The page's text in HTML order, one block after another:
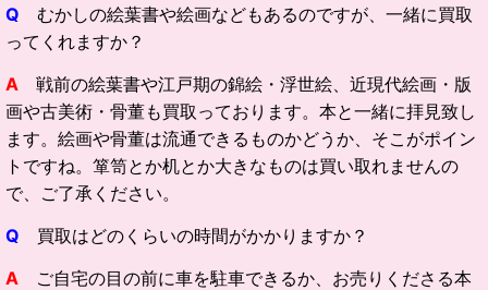
Q むかしの絵葉書や絵画などもあるのですが、一緒に買取
ってくれますか？
A
戦前の絵葉書や江戸期の錦絵・浮世絵、近現代絵画・版
画や古美術・骨董も買取っております。本と一緒に拝見致し
ます。絵画や骨董は流通できるものかどうか、そこがポイン
トですね。箪笥とか机とか大きなものは買い取れませんの
で、ご了承ください。
Q 買取はどのくらいの時間がかかりますか？
A ご自宅の目の前に車を駐車できるか、お売りくださる本